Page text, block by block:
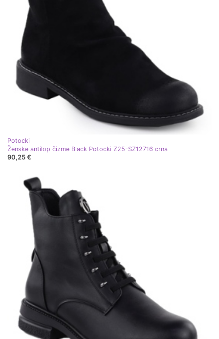
Potocki
Ženske antilop čizme Black Potocki Z25-SZ12716 crna
90,25 €